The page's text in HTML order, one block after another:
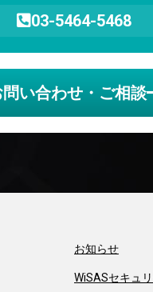
03-5464-5468
問い合わせ・ご相談
お知らせ
WiSASセキュ